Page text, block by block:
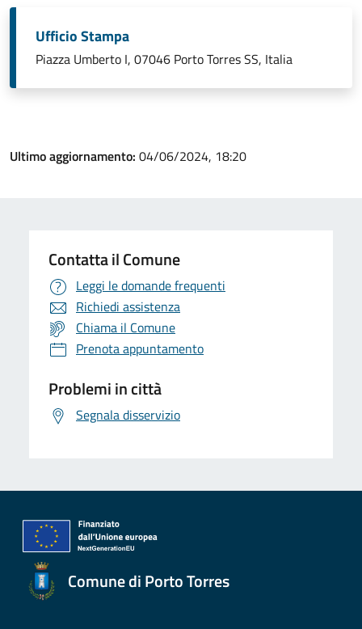
Ufficio Stampa
Piazza Umberto I, 07046 Porto Torres SS, Italia
Ultimo aggiornamento: 04/06/2024, 18:20
Contatta il Comune
Leggi le domande frequenti
Richiedi assistenza
Chiama il Comune
Prenota appuntamento
Problemi in città
Segnala disservizio
Comune di Porto Torres